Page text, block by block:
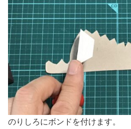
のりしろにボンドを付けます。